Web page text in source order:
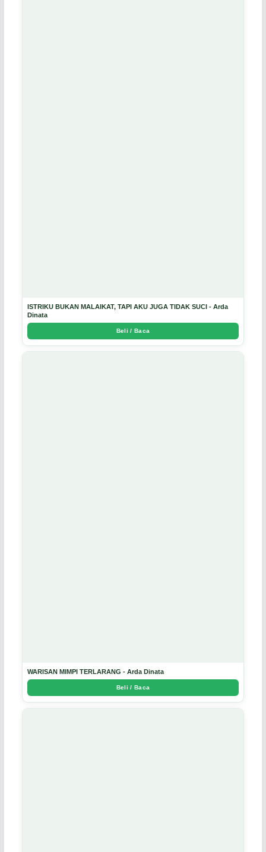
ISTRIKU BUKAN MALAIKAT, TAPI AKU JUGA TIDAK SUCI - Arda
Dinata
Beli / Baca
WARISAN MIMPI TERLARANG - Arda Dinata
Beli / Baca